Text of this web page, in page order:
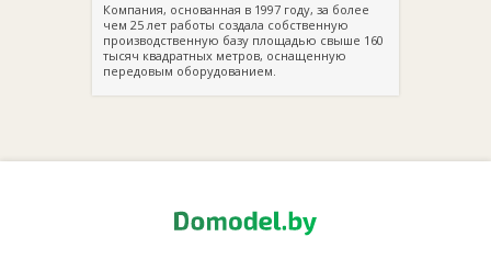
Компания, основанная в 1997 году, за более
чем 25 лет работы создала собственную
производственную базу площадью свыше 160
тысяч квадратных метров, оснащенную
передовым оборудованием.